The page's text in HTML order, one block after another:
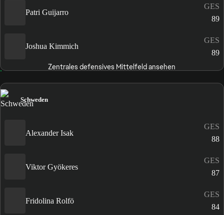
Patri Guijarro
GES
89
Joshua Kimmich
GES
89
Zentrales defensives Mittelfeld ansehen
Schweden
Alexander Isak
GES
88
Viktor Gyökeres
GES
87
Fridolina Rolfö
GES
84